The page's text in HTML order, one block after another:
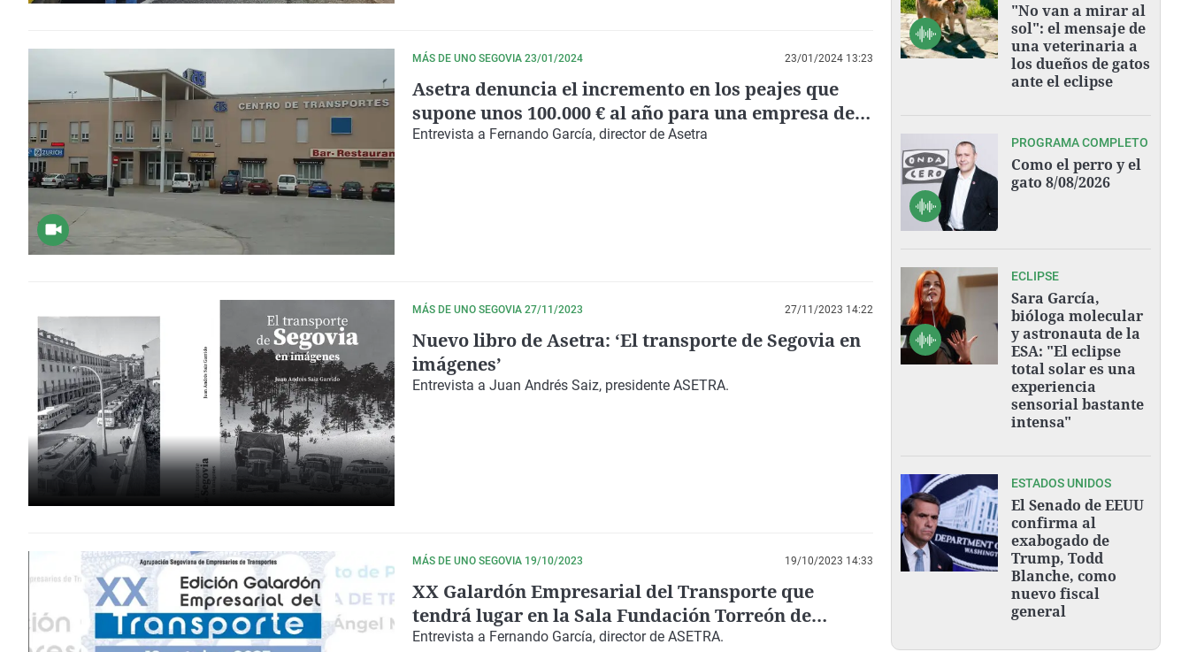
MÁS DE UNO SEGOVIA 23/01/2024 23/01/2024 13:23
Asetra denuncia el incremento en los peajes que
supone unos 100.000 € al año para una empresa de
transportes
Entrevista a Fernando García, director de Asetra
MÁS DE UNO SEGOVIA 27/11/2023 27/11/2023 14:22
Nuevo libro de Asetra: ‘El transporte de Segovia en
imágenes’
Entrevista a Juan Andrés Saiz, presidente ASETRA.
MÁS DE UNO SEGOVIA 19/10/2023 19/10/2023 14:33
XX Galardón Empresarial del Transporte que
tendrá lugar en la Sala Fundación Torreón de
Lozoya a las 19.00h
Entrevista a Fernando García, director de ASETRA.
"No van a mirar al
sol": el mensaje de
una veterinaria a
los dueños de gatos
ante el eclipse
PROGRAMA COMPLETO
Como el perro y el
gato 8/08/2026
ECLIPSE
Sara García,
bióloga molecular
y astronauta de la
ESA: "El eclipse
total solar es una
experiencia
sensorial bastante
intensa"
ESTADOS UNIDOS
El Senado de EEUU
confirma al
exabogado de
Trump, Todd
Blanche, como
nuevo fiscal
general